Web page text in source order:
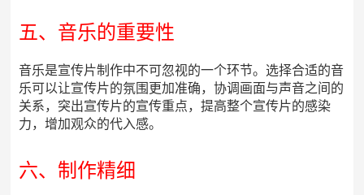
五、音乐的重要性
音乐是宣传片制作中不可忽视的一个环节。选择合适的音
乐可以让宣传片的氛围更加准确，协调画面与声音之间的
关系，突出宣传片的宣传重点，提高整个宣传片的感染
力，增加观众的代入感。
六、制作精细